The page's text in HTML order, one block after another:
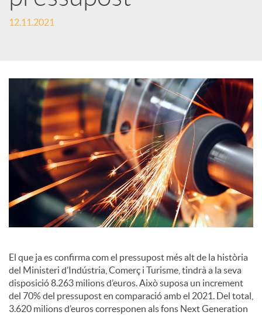
s
o
c
i
a
l
s
12.11.2021
El que ja es confirma com el pressupost més alt de la història
del Ministeri d’Indústria, Comerç i Turisme, tindrà a la seva
disposició 8.263 milions d’euros. Això suposa un increment
del 70% del pressupost en comparació amb el 2021. Del total,
3.620 milions d’euros corresponen als fons Next Generation